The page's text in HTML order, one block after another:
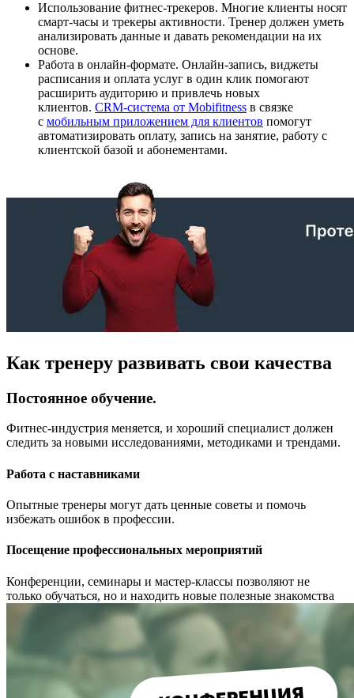
Использование фитнес-трекеров. Многие клиенты носят
смарт-часы и трекеры активности. Тренер должен уметь
анализировать данные и давать рекомендации на их
основе.
Работа в онлайн-формате. Онлайн-запись, виджеты
расписания и оплата услуг в один клик помогают
расширить аудиторию и привлечь новых
клиентов. CRM-система от Mobifitness в связке
с мобильным приложением для клиентов помогут
автоматизировать оплату, запись на занятие, работу с
клиентской базой и абонементами.
Как тренеру развивать свои качества
Постоянное обучение.
Фитнес-индустрия меняется, и хороший специалист должен
следить за новыми исследованиями, методиками и трендами.
Работа с наставниками
Опытные тренеры могут дать ценные советы и помочь
избежать ошибок в профессии.
Посещение профессиональных мероприятий
Конференции, семинары и мастер-классы позволяют не
только обучаться, но и находить новые полезные знакомства